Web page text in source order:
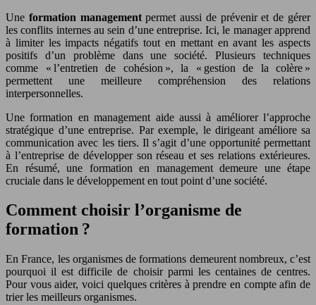
Une formation managementpermet aussi de prévenir et de gérer
les conflits internes au sein d’une entreprise. Ici, le manager apprend
à limiter les impacts négatifs tout en mettant en avant les aspects
positifs d’un problème dans une société. Plusieurs techniques
comme « l’entretien de cohésion », la « gestion de la colère »
permettent une meilleure compréhension des relations
interpersonnelles.
Une formation en management aide aussi à améliorer l’approche
stratégique d’une entreprise. Par exemple, le dirigeant améliore sa
communication avec les tiers. Il s’agit d’une opportunité permettant
à l’entreprise de développer son réseau et ses relations extérieures.
En résumé, une formation en management demeure une étape
cruciale dans le développement en tout point d’une société.
Comment choisir l’organisme de
formation ?
En France, les organismes de formations demeurent nombreux, c’est
pourquoi il est difficile de choisir parmi les centaines de centres.
Pour vous aider, voici quelques critères à prendre en compte afin de
trier les meilleurs organismes.